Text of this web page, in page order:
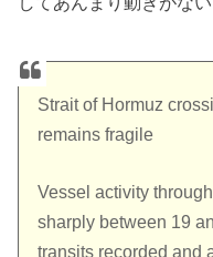
Strait of Hormuz
remains fragile
Vessel activity
sharply between 19
transits recorded and